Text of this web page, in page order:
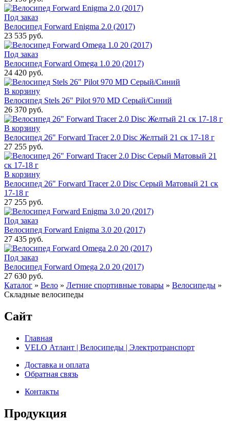
Под заказ
Велосипед Forward Enigma 2.0 (2017)
23 535 руб.
Под заказ
Велосипед Forward Omega 1.0 20 (2017)
24 420 руб.
В корзину
Велосипед Stels 26" Pilot 970 MD Серый/Синий
26 370 руб.
В корзину
Велосипед 26" Forward Tracer 2.0 Disc Желтый 21 ск 17-18 г
27 255 руб.
В корзину
Велосипед 26" Forward Tracer 2.0 Disc Серый Матовый 21 ск
17-18 г
27 255 руб.
Под заказ
Велосипед Forward Enigma 3.0 20 (2017)
27 435 руб.
Под заказ
Велосипед Forward Omega 2.0 20 (2017)
27 630 руб.
Каталог » Вело » Летние спортивные товары » Велосипеды »
Складные велосипеды
Сайт
Главная
VELO Атлант | Велосипеды | Электротранспорт
Доставка и оплата
Обратная связь
Контакты
Продукция